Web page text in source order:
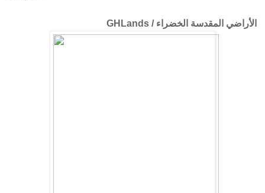
الأراضي المقدسة الخضراء / GHLands